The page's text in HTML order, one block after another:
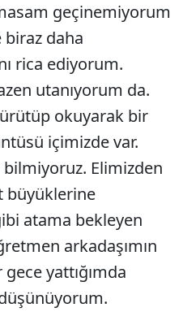
geçinemiyorum
daha
rica ediyorum.
utanıyorum da.
okuyarak bir
içimizde var.
bilmiyoruz. Elimizden
büyüklerine
atama bekleyen
arkadaşımın
yattığımda